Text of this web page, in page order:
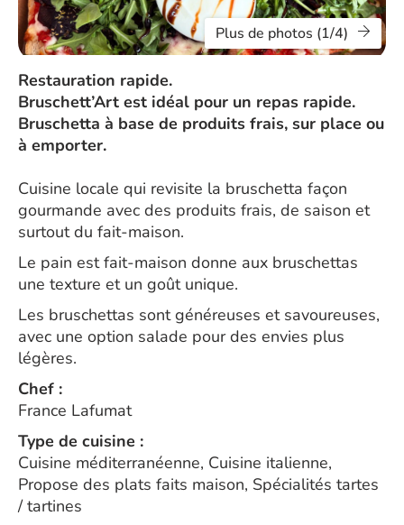
Plus de photos (1/4)
Restauration rapide.
Bruschett’Art est idéal pour un repas rapide.
Bruschetta à base de produits frais, sur place ou
à emporter.
Cuisine locale qui revisite la bruschetta façon
gourmande avec des produits frais, de saison et
surtout du fait-maison.
Le pain est fait-maison donne aux bruschettas
une texture et un goût unique.
Les bruschettas sont généreuses et savoureuses,
avec une option salade pour des envies plus
légères.
Chef :
France Lafumat
Type de cuisine :
Cuisine méditerranéenne, Cuisine italienne,
Propose des plats faits maison, Spécialités tartes
/ tartines